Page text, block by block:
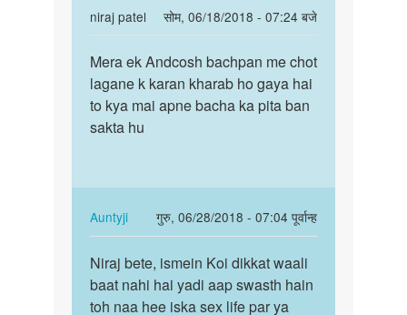
niraj patel
सोम, 06/18/2018 - 07:24 बजे
reply
to
चिंता
मत
by
Auntyji
Mera
ek
Andcosh
bachpan
Mera ek Andcosh bachpan me chot
lagane k karan kharab ho gaya hai
to kya mai apne bacha ka pita ban
sakta hu
Auntyji
गुरु, 06/28/2018 - 07:04 पूर्वान्ह
In
reply
to
Mera
ek
Niraj
bete,
ismein
Niraj bete, ismein Koi dikkat waali
baat nahi hai yadi aap swasth hain
toh naa hee iska sex life par ya